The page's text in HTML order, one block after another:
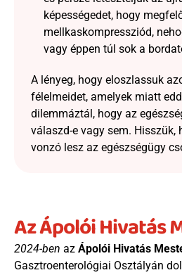
képességedet, hogy
mellkaskompressziód,
vagy éppen túl sok a
A lényeg, hogy eloszlassuk
félelmeidet, amelyek miatt
dilemmáztál, hogy az
válaszd-e vagy sem. Hisszük,
vonzó lesz az egészségügy
Az Ápolói Hivatás
2024-ben az Ápolói Hivatás
Gasztroenterológiai Osztályán